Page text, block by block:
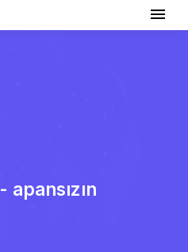
آپاكسزین - apansızın